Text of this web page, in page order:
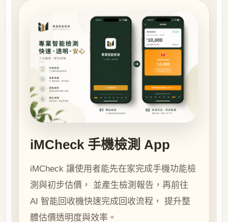
iMCheck 手機檢測 App
iMCheck 讓使用者能先在家完成手機功能檢
測與初步估價， 並產生檢測報告，再前往
AI 智能回收機快速完成回收流程， 提升整
體估價透明度與效率。